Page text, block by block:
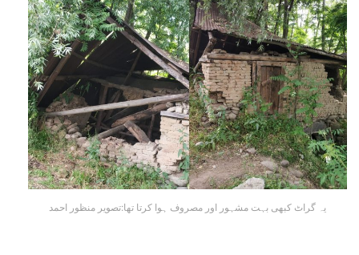
یہ گراٹ کبھی بہت مشہور اور مصروف ہوا کرتا تھا:تصویر منظور احمد